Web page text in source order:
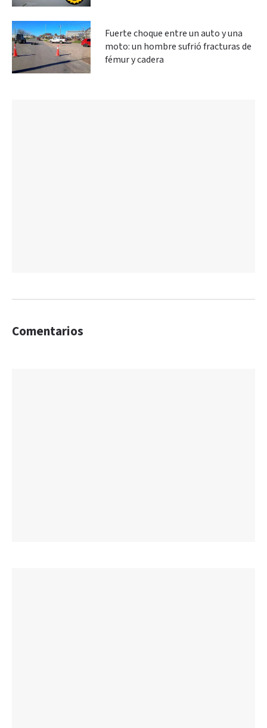
Fuerte choque entre un auto y una
moto: un hombre sufrió fracturas de
fémur y cadera
Comentarios